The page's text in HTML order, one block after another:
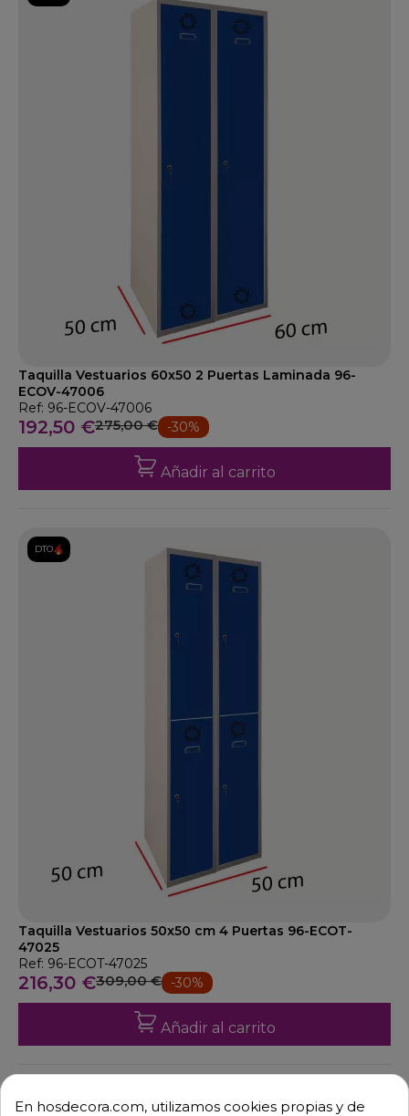
Taquilla Vestuarios 60x50 2 Puertas Laminada 96-
ECOV-47006
Ref: 96-ECOV-47006
192,50 €275,00 € -30%
Añadir al carrito
DTO.
Taquilla Vestuarios 50x50 cm 4 Puertas 96-ECOT-
47025
Ref: 96-ECOT-47025
216,30 €309,00 € -30%
Añadir al carrito
DTO.
En hosdecora.com, utilizamos cookies propias y de